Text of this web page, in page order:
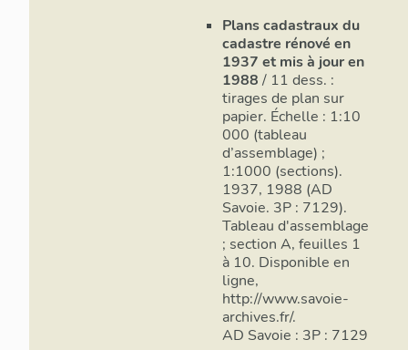
Les toits
fibrociment
plate
Les toits
et
exemple ne
Les
Si la
hectares ; il
communes
Plans cadastraux du
cadastre rénové en
1937 et mis à jour en
1988 / 11 dess. :
tirages de plan sur
papier. Échelle : 1:10
000 (tableau
d’assemblage) ;
1:1000 (sections).
1937, 1988 (AD
Savoie. 3P : 7129).
Tableau d'assemblage
; section A, feuilles 1
à 10. Disponible en
ligne,
http://www.savoie-
archives.fr/.
AD Savoie : 3P : 7129